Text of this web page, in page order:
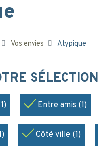
Vos envies Atypique
SÉLECTION
Entre amis (1)
Côté ville (1)